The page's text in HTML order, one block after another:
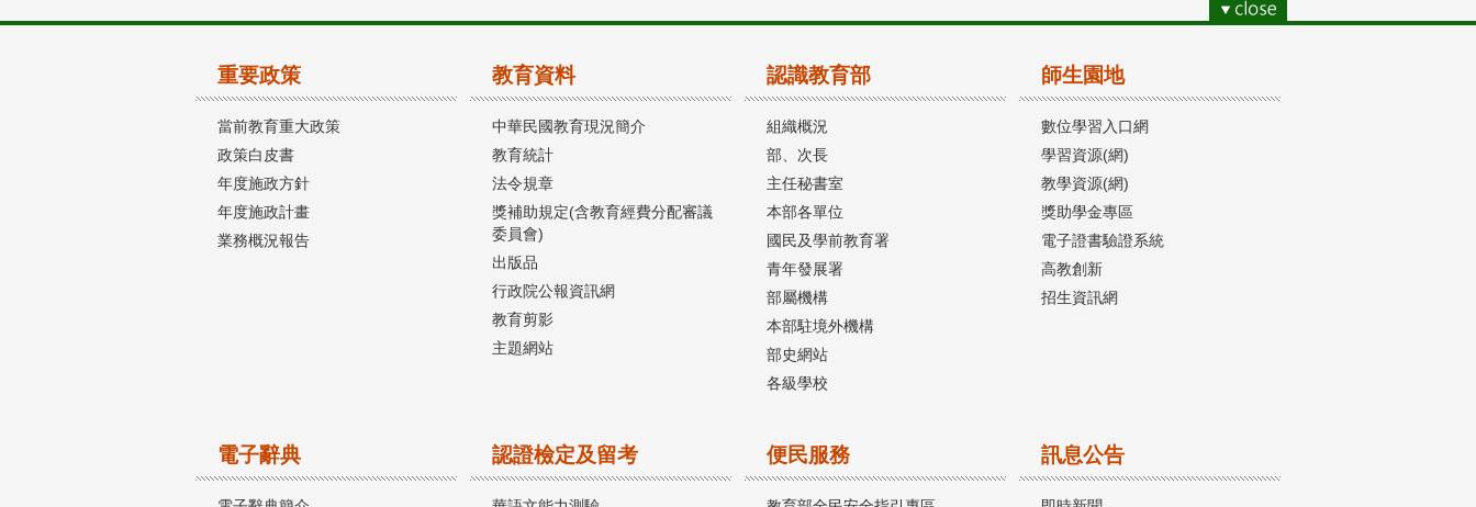
重要政策
當前教育重大政策
政策白皮書
年度施政方針
年度施政計畫
業務概況報告
教育資料
中華民國教育現況簡介
教育統計
法令規章
獎補助規定(含教育經費分配審議
委員會)
出版品
行政院公報資訊網
教育剪影
主題網站
認識教育部
組織概況
部、次長
主任秘書室
本部各單位
國民及學前教育署
青年發展署
部屬機構
本部駐境外機構
部史網站
各級學校
師生園地
數位學習入口網
學習資源(網)
教學資源(網)
獎助學金專區
電子證書驗證系統
高教創新
招生資訊網
電子辭典 認證檢定及留考 便民服務 訊息公告